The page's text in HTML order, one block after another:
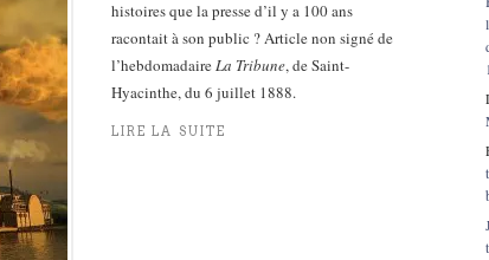
histoires que la presse d’il y a 100 ans
racontait à son public ? Article non signé de
l’hebdomadaireLa Tribune, de Saint-
Hyacinthe, du 6 juillet 1888.
LIRE LA SUITE